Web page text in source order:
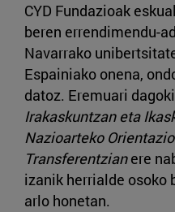
CYD Fundazioak
beren errendimendu-
Navarrako
Espainiako onena,
datoz. Eremuari
Irakaskuntzan eta
Nazioarteko
Transferentzianere
izanik herrialde osoko
arlo honetan.